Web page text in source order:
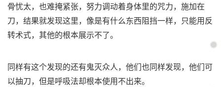
骨忧太，也难掩紧张，努力调动着身体里的咒力，施加在
刀，结果就发现这里，像是有什么东西阻挡一样，只能用反
转术式，其他的根本展示不了。
同样有这个发现的还有鬼灭众人，他们也同样发现，他们可
以抽刀，但是呼吸法却根本使用不出来。